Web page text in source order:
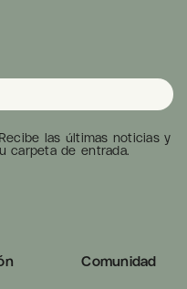
las últimas noticias y
carpeta de entrada.
Comunidad